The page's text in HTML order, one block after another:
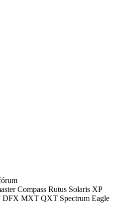
Compass Rutus Solaris XP
MXT QXT Spectrum Eagle